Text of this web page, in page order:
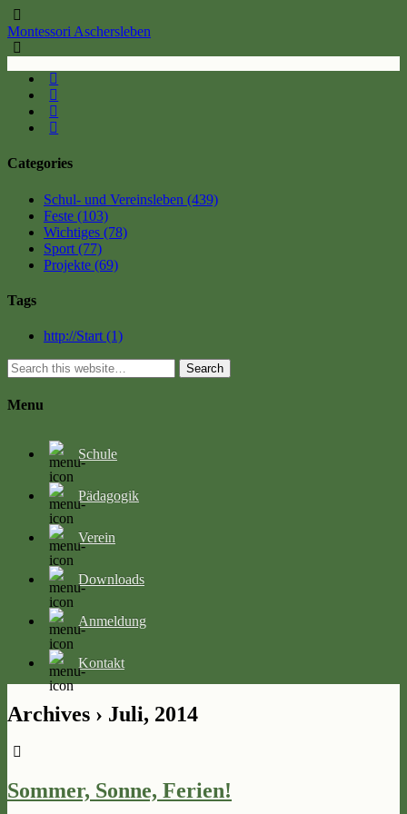
Montessori Aschersleben
Categories
Schul- und Vereinsleben (439)
Feste (103)
Wichtiges (78)
Sport (77)
Projekte (69)
Tags
http://Start (1)
Search
Menu
Schule
Pädagogik
Verein
Downloads
Anmeldung
Kontakt
Archives › Juli, 2014
Sommer, Sonne, Ferien!